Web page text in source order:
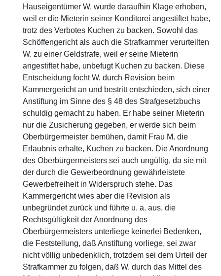
Hauseigentümer W. wurde daraufhin Klage erhoben,
weil er die Mieterin seiner Konditorei angestiftet habe,
trotz des Verbotes Kuchen zu backen. Sowohl das
Schöffengericht als auch die Strafkammer verurteilten
W. zu einer Geldstrafe, weil er seine Mieterin
angestiftet habe, unbefugt Kuchen zu backen. Diese
Entscheidung focht W. durch Revision beim
Kammergericht an und bestritt entschieden, sich einer
Anstiftung im Sinne des § 48 des Strafgesetzbuchs
schuldig gemacht zu haben. Er habe seiner Mieterin
nur die Zusicherung gegeben, er werde sich beim
Oberbürgermeister bemühen, damit Frau M. die
Erlaubnis erhalte, Kuchen zu backen. Die Anordnung
des Oberbürgermeisters sei auch ungültig, da sie mit
der durch die Gewerbeordnung gewährleistete
Gewerbefreiheit in Widerspruch stehe. Das
Kammergericht wies aber die Revision als
unbegründet zurück und führte u. a. aus, die
Rechtsgültigkeit der Anordnung des
Oberbürgermeisters unterliege keinerlei Bedenken,
die Feststellung, daß Anstiftung vorliege, sei zwar
nicht völlig unbedenklich, trotzdem sei dem Urteil der
Strafkammer zu folgen, daß W. durch das Mittel des